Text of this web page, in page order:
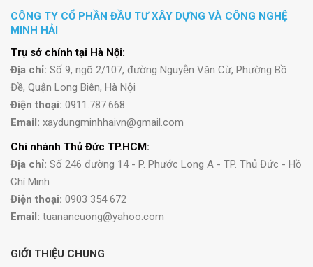
CÔNG TY CỔ PHẦN ĐẦU TƯ XÂY DỰNG VÀ CÔNG NGHỆ
MINH HẢI
Trụ sở chính tại Hà Nội:
Địa chỉ: Số 9, ngõ 2/107, đường Nguyễn Văn Cừ, Phường Bồ
Đề, Quận Long Biên, Hà Nội
Điện thoại: 0911.787.668
Email: xaydungminhhaivn@gmail.com
Chi nhánh Thủ Đức TP.HCM:
Địa chỉ: Số 246 đường 14 - P. Phước Long A - TP. Thủ Đức - Hồ
Chí Minh
Điện thoại: 0903 354 672
Email: tuanancuong@yahoo.com
GIỚI THIỆU CHUNG